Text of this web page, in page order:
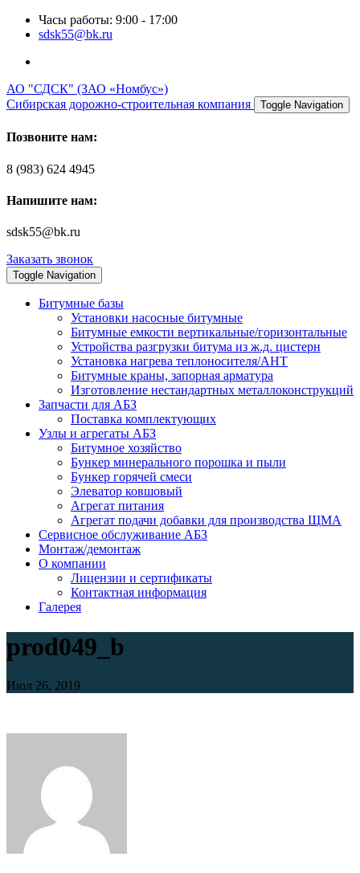
Часы работы: 9:00 - 17:00
sdsk55@bk.ru
АО "СДСК" (ЗАО «Номбус»)
Сибирская дорожно-строительная компания
Toggle Navigation
Позвоните нам:
8 (983) 624 4945
Напишите нам:
sdsk55@bk.ru
Заказать звонок
Toggle Navigation
Битумные базы
Установки насосные битумные
Битумные емкости вертикальные/горизонтальные
Устройства разгрузки битума из ж.д. цистерн
Установка нагрева теплоносителя/АНТ
Битумные краны, запорная арматура
Изготовление нестандартных металлоконструкций
Запчасти для АБЗ
Поставка комплектующих
Узлы и агрегаты АБЗ
Битумное хозяйство
Бункер минерального порошка и пыли
Бункер горячей смеси
Элеватор ковшовый
Агрегат питания
Агрегат подачи добавки для производства ЩМА
Сервисное обслуживание АБЗ
Монтаж/демонтаж
О компании
Лицензии и сертификаты
Контактная информация
Галерея
prod049_b
Июл 26, 2019